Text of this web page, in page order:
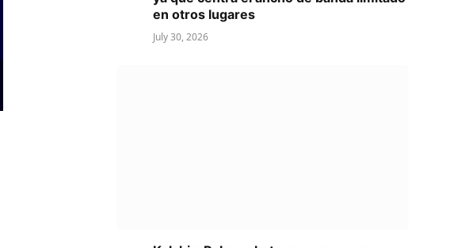
en otros lugares
July 30, 2026